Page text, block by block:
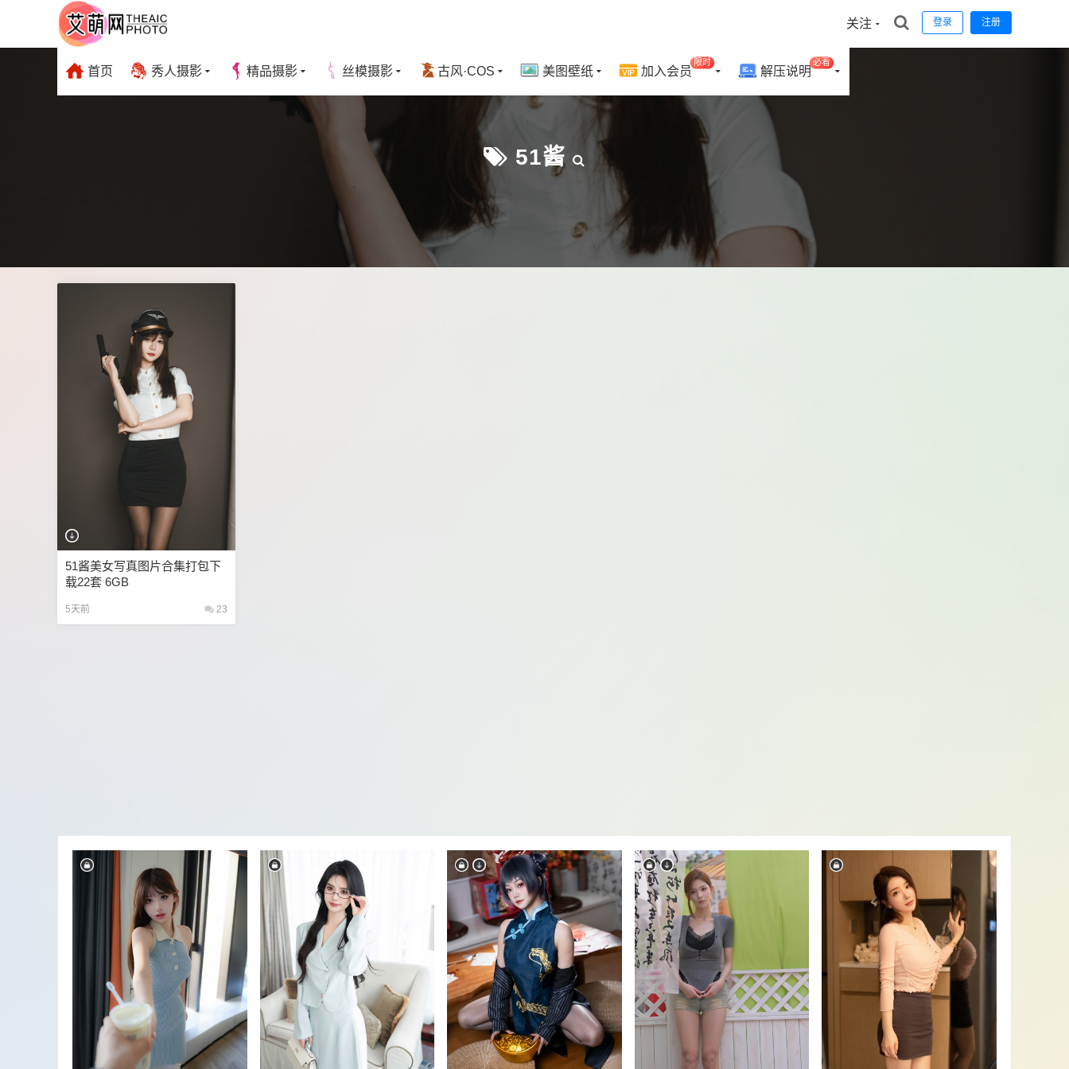
登录 注册
关注
首页 秀人摄影 精品摄影 丝模摄影 古风·COS 美图壁纸 加入会员
限时
解压说明
必看
51酱
51酱美女写真图片合集打包下
载22套 6GB
5天前 23